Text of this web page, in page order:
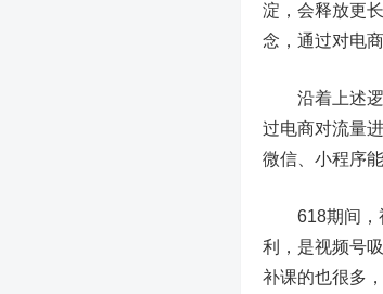
淀，会释放更
念，通过对电
沿着上述逻
过电商对流量
微信、小程序
618期间，视
利，是视频号
补课的也很多